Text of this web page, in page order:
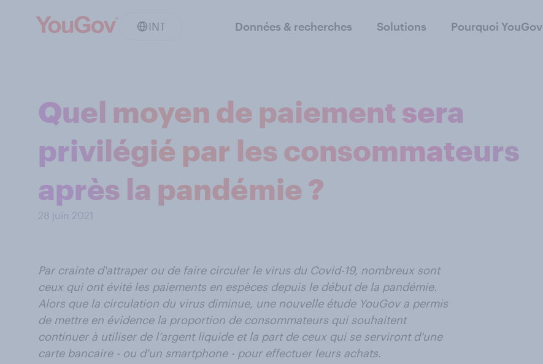
INT Données & recherches Solutions Pourquoi YouGov
Quel moyen de paiement sera
privilégié par les consommateurs
après la pandémie ?
28 juin 2021
Par crainte d'attraper ou de faire circuler le virus du Covid-19, nombreux sont
ceux qui ont évité les paiements en espèces depuis le début de la pandémie.
Alors que la circulation du virus diminue, une nouvelle étude YouGov a permis
de mettre en évidence la proportion de consommateurs qui souhaitent
continuer à utiliser de l’argent liquide et la part de ceux qui se serviront d'une
carte bancaire - ou d'un smartphone - pour effectuer leurs achats.